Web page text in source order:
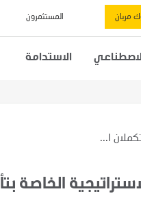
مربان المستثمرون
الاستدامة
ا...
الخاصة